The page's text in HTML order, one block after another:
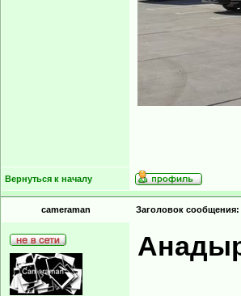
Вернуться к началу
cameraman Заголовок сообщения: